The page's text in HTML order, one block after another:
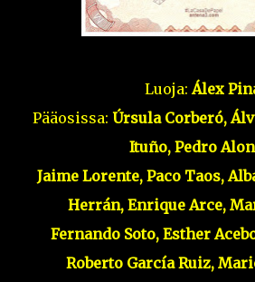
Luoja:Álex
Pääosissa: Úrsula Corberó,
Ituño, Pedro
Jaime Lorente, Paco Taos,
Herrán, Enrique Arce,
Fernando Soto, Esther
Roberto García Ruiz,